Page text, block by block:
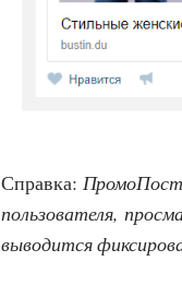
Справка: ПромоПост
пользователя,
выводится